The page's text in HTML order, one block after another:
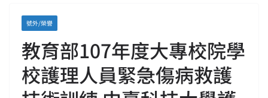
號外/榮譽
教育部107年度大專校院學
校護理人員緊急傷病救護